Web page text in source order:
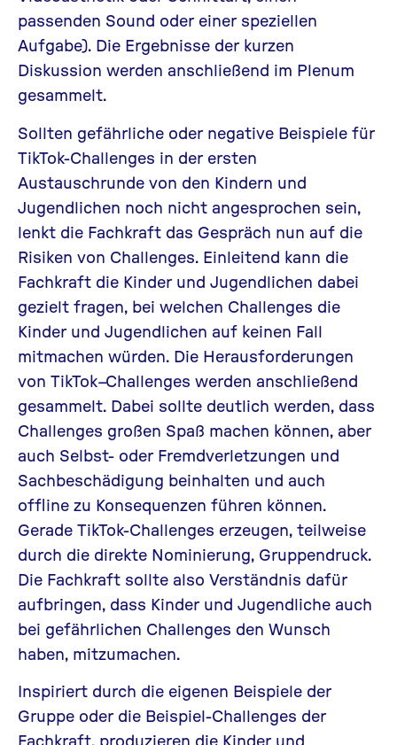
passenden Sound oder einer speziellen
Aufgabe). Die Ergebnisse der kurzen
Diskussion werden anschließend im Plenum
gesammelt.
Sollten gefährliche oder negative Beispiele für
TikTok-Challenges in der ersten
Austauschrunde von den Kindern und
Jugendlichen noch nicht angesprochen sein,
lenkt die Fachkraft das Gespräch nun auf die
Risiken von Challenges. Einleitend kann die
Fachkraft die Kinder und Jugendlichen dabei
gezielt fragen, bei welchen Challenges die
Kinder und Jugendlichen auf keinen Fall
mitmachen würden. Die Herausforderungen
von TikTok–Challenges werden anschließend
gesammelt. Dabei sollte deutlich werden, dass
Challenges großen Spaß machen können, aber
auch Selbst- oder Fremdverletzungen und
Sachbeschädigung beinhalten und auch
offline zu Konsequenzen führen können.
Gerade TikTok-Challenges erzeugen, teilweise
durch die direkte Nominierung, Gruppendruck.
Die Fachkraft sollte also Verständnis dafür
aufbringen, dass Kinder und Jugendliche auch
bei gefährlichen Challenges den Wunsch
haben, mitzumachen.
Inspiriert durch die eigenen Beispiele der
Gruppe oder die Beispiel-Challenges der
Fachkraft, produzieren die Kinder und